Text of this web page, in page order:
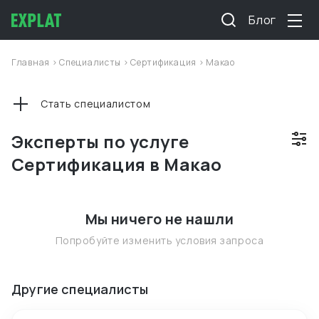
Блог
Главная >Специалисты >Сертификация > Макао
Эксперты по услуге
Сертификация в Макао
Стать специалистом
Мы ничего не нашли
Попробуйте изменить условия запроса
Другие специалисты